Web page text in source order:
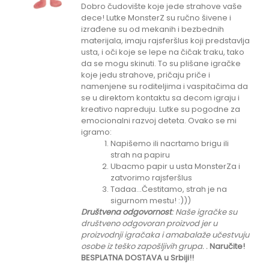
Dobro čudovište koje jede strahove vaše
dece! Lutke MonsterZ su ručno šivene i
izrađene su od mekanih i bezbednih
materijala, imaju rajsferšlus koji predstavlja
usta, i oči koje se lepe na čičak traku, tako
da se mogu skinuti. To su plišane igračke
koje jedu strahove, pričaju priče i
namenjene su roditeljima i vaspitačima da
se u direktom kontaktu sa decom igraju i
kreativo napreduju. Lutke su pogodne za
emocionalni razvoj deteta. Ovako se mi
igramo:
Napišemo ili nacrtamo brigu ili
strah na papiru
Ubacmo papir u usta MonsterZa i
zatvorimo rajsferšlus
Tadaa...Čestitamo, strah je na
sigurnom mestu! :)))
Društvena odgovornost: Naše igračke su
društveno odgovoran proizvod jer u
proizvodnji igračaka i amabalaže učestvuju
osobe iz teško zapošljivih grupa..Naručite!
BESPLATNA DOSTAVA u Srbiji!!